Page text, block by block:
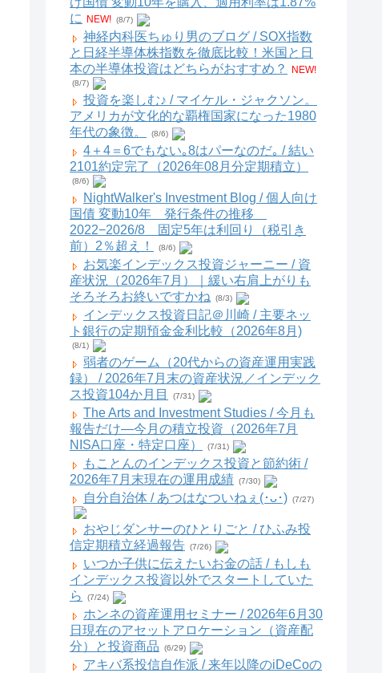
に
NEW! (8/7)
神経内科医ちゅり男のブログ / SOX指数
と日経半導体株指数を徹底比較！米国と日
本の半導体投資はどちらがおすすめ？
NEW!
(8/7)
投資を楽しむ♪ / マイケル・ジャクソン。
アメリカが文化的な覇権国家になった1980
年代の象徴。
(8/6)
4＋4＝6でもない｡8はパーなのだ｡ / 結い
2101約定完了（2026年08月分定期積立）
(8/6)
NightWalker's Investment Blog / 個人向け
国債 変動10年 発行条件の推移
2022−2026/8 固定5年は利回り（税引き
前）2％超え！
(8/6)
お気楽インデックス投資ジャーニー / 資
産状況（2026年7月）｜緩い右肩上がりも
そろそろお終いですかね
(8/3)
インデックス投資日記＠川崎 / 主要ネッ
ト銀行の定期預金金利比較（2026年8月)
(8/1)
弱者のゲーム（20代からの資産運用実践
録） / 2026年7月末の資産状況／インデック
ス投資104か月目
(7/31)
The Arts and Investment Studies / 今月も
報告だけ―今月の積立投資（2026年7月
NISA口座・特定口座）
(7/31)
もことんのインデックス投資と節約術 /
2026年7月末現在の運用成績 (7/30)
自分自治体 / あつはなついねぇ(･ᴗ･) (7/27)
おやじダンサーのひとりごと / ひふみ投
信定期積立経過報告 (7/26)
いつか子供に伝えたいお金の話 / もしも
インデックス投資以外でスタートしていた
ら
(7/24)
ホンネの資産運用セミナー / 2026年6月30
日現在のアセットアロケーション（資産配
分）と投資商品
(6/29)
アキバ系投信自作派 / 来年以降のiDeCoの